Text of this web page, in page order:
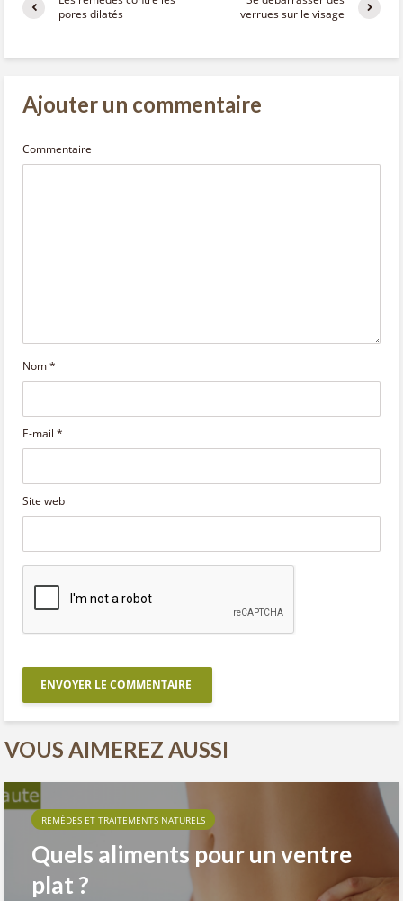
pores dilatés
verrues sur le visage
Ajouter un commentaire
Commentaire
Nom*
E-mail *
Site web
VOUS AIMEREZ AUSSI
REMÈDES ET TRAITEMENTS NATURELS
Quels aliments pour un ventre
plat ?